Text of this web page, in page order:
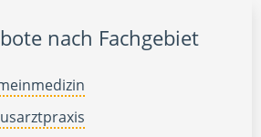
nach Fachgebiet